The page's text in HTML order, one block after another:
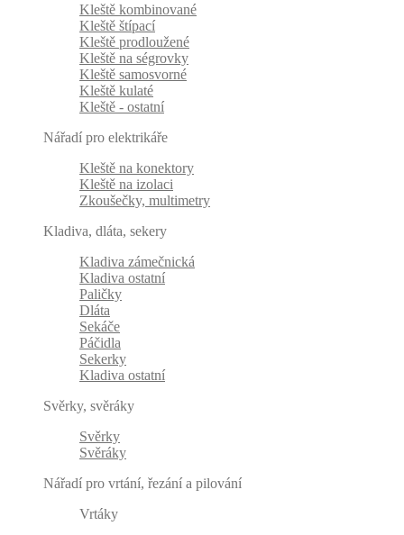
Kleště kombinované
Kleště štípací
Kleště prodloužené
Kleště na ségrovky
Kleště samosvorné
Kleště kulaté
Kleště - ostatní
Nářadí pro elektrikáře
Kleště na konektory
Kleště na izolaci
Zkoušečky, multimetry
Kladiva, dláta, sekery
Kladiva zámečnická
Kladiva ostatní
Paličky
Dláta
Sekáče
Páčidla
Sekerky
Kladiva ostatní
Svěrky, svěráky
Svěrky
Svěráky
Nářadí pro vrtání, řezání a pilování
Vrtáky